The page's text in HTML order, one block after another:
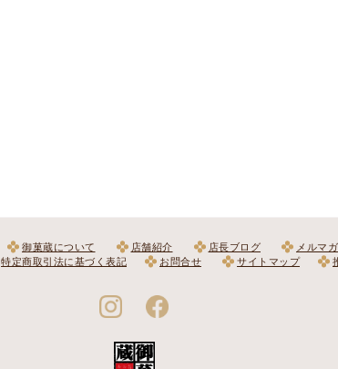
御菓蔵について 店舗紹介 店長ブログ メルマ
特定商取引法に基づく表記 お問合せ サイトマップ